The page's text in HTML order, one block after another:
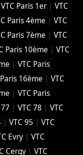
VTC Paris 1er |VTC
Paris 4ème |VTC
Paris 7ème |VTC
Paris 10ème | VTC
|VTC Paris
16ème |VTC
|VTC Paris
|VTC 78 |VTC
|VTC 95 |VTC
Evry |VTC
Cergy| VTC